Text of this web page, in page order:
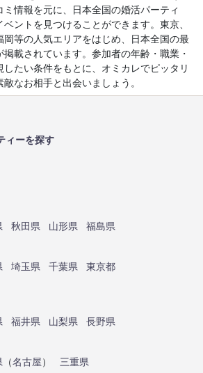
情報を元に、日本全国の婚活パーティ
ントを見つけることができます。東京、
岡等の人気エリアをはじめ、日本全国の最
載されています。参加者の年齢・職業・
たい条件をもとに、オミカレでピッタリ
なお相手と出会いましょう。
ィーを探す
秋田県 山形県
福島県
埼玉県 千葉県
東京都
福井県 山梨県
長野県
（名古屋）
三重県